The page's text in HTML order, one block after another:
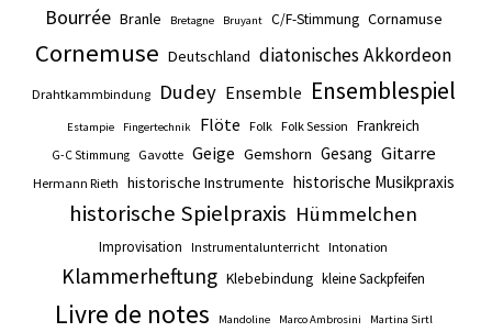
Bourrée Branle Bretagne Bruyant C/F-Stimmung Cornamuse
Cornemuse Deutschland diatonisches Akkordeon
Drahtkammbindung Dudey Ensemble Ensemblespiel
Estampie Fingertechnik Flöte Folk Folk Session Frankreich
G-C Stimmung Gavotte Geige Gemshorn Gesang Gitarre
Hermann Rieth historische Instrumente historische Musikpraxis
historische Spielpraxis Hümmelchen
Improvisation Instrumentalunterricht Intonation
Klammerheftung Klebebindung kleine Sackpfeifen
Livre de notes Mandoline Marco Ambrosini Martina Sirtl